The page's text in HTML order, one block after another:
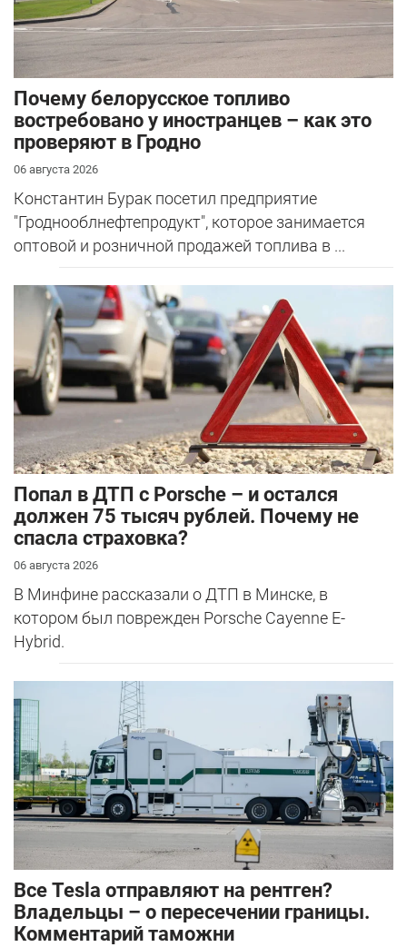
Почему белорусское топливо
востребовано у иностранцев – как это
проверяют в Гродно
06 августа 2026
Константин Бурак посетил предприятие
"Гроднооблнефтепродукт", которое занимается
оптовой и розничной продажей топлива в ...
​Попал в ДТП с Porsche – и остался
должен 75 тысяч рублей. Почему не
спасла страховка?
06 августа 2026
В Минфине рассказали о ДТП в Минске, в
котором был поврежден Porsche Cayenne E-
Hybrid.
Все Tesla отправляют на рентген?
Владельцы – о пересечении границы.
Комментарий таможни